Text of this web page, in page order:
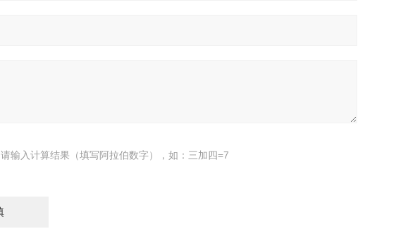
请输入计算结果（填写阿拉伯数字），如：三加四=7